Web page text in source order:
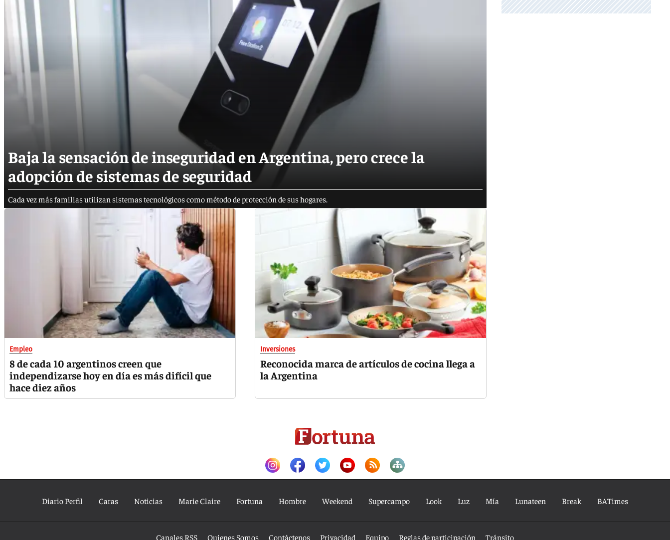
Baja la sensación de inseguridad en Argentina, pero crece la
adopción de sistemas de seguridad
Cada vez más familias utilizan sistemas tecnológicos como método de protección de sus hogares.
Empleo
8 de cada 10 argentinos creen que
independizarse hoy en día es más difícil que
hace diez años
Inversiones
Reconocida marca de artículos de cocina llega a
la Argentina
Diario Perfil Caras Noticias Marie Claire Fortuna Hombre Weekend Supercampo Look Luz Mía Lunateen Break BATimes
Canales RSS Quienes Somos Contáctenos Privacidad Equipo Reglas de participación Tránsito